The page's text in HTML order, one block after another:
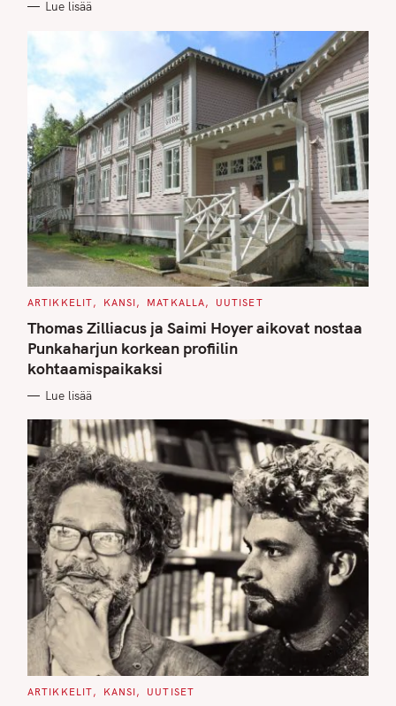
I
Lue lisää
C
T
E
G
O
R
I
S
ARTIKKELIT KANSI MATKALLA UUTISET
Thomas Zilliacus ja Saimi Hoyer aikovat nostaa
Punkaharjun korkean profiilin
kohtaamispaikaksi
Lue lisää
C
ARTIKKELIT KANSI UUTISET